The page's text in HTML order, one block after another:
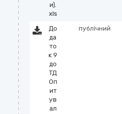
и).
xls
До
да
то
к 9
до
ТД
Оп
ит
ув
ал
публічний